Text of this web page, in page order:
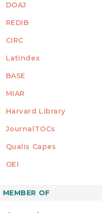
DOAJ
REDIB
CIRC
Latindex
BASE
MIAR
Harvard Library
JournalTOCs
Qualis Capes
OEI
MEMBER OF